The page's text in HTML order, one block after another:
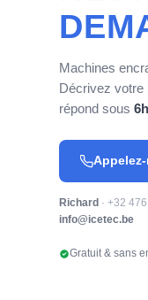
Machines
Décrivez
répond sous
Richard · +32
info@icetec.be
Gratuit & sans